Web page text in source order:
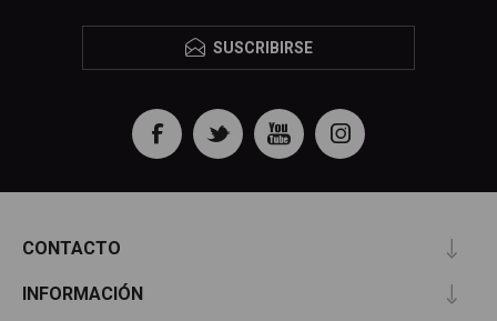
SUSCRIBIRSE
CONTACTO
INFORMACIÓN